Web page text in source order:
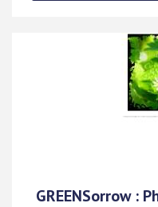
GREENSorrow :